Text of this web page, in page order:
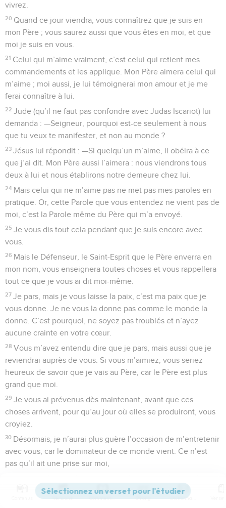
vivrez.
20 Quand ce jour viendra, vous connaîtrez que je suis en
mon Père ; vous saurez aussi que vous êtes en moi, et que
moi je suis en vous.
21 Celui qui m’aime vraiment, c’est celui qui retient mes
commandements et les applique. Mon Père aimera celui qui
m’aime ; moi aussi, je lui témoignerai mon amour et je me
ferai connaître à lui.
22 Jude (qu’il ne faut pas confondre avec Judas Iscariot) lui
demanda : —Seigneur, pourquoi est-ce seulement à nous
que tu veux te manifester, et non au monde ?
23 Jésus lui répondit : —Si quelqu’un m’aime, il obéira à ce
que j’ai dit. Mon Père aussi l’aimera : nous viendrons tous
deux à lui et nous établirons notre demeure chez lui.
24 Mais celui qui ne m’aime pas ne met pas mes paroles en
pratique. Or, cette Parole que vous entendez ne vient pas de
moi, c’est la Parole même du Père qui m’a envoyé.
25 Je vous dis tout cela pendant que je suis encore avec
vous.
26 Mais le Défenseur, le Saint-Esprit que le Père enverra en
mon nom, vous enseignera toutes choses et vous rappellera
tout ce que je vous ai dit moi-même.
27 Je pars, mais je vous laisse la paix, c’est ma paix que je
vous donne. Je ne vous la donne pas comme le monde la
donne. C’est pourquoi, ne soyez pas troublés et n’ayez
aucune crainte en votre cœur.
28 Vous m’avez entendu dire que je pars, mais aussi que je
reviendrai auprès de vous. Si vous m’aimiez, vous seriez
heureux de savoir que je vais au Père, car le Père est plus
grand que moi.
29 Je vous ai prévenus dès maintenant, avant que ces
choses arrivent, pour qu’au jour où elles se produiront, vous
croyiez.
30 Désormais, je n’aurai plus guère l’occasion de m’entretenir
avec vous, car le dominateur de ce monde vient. Ce n’est
pas qu’il ait une prise sur moi,
que j’aime le Père et que j’agis conformément à ce qu’il m’a
Versions Commentaires Strong